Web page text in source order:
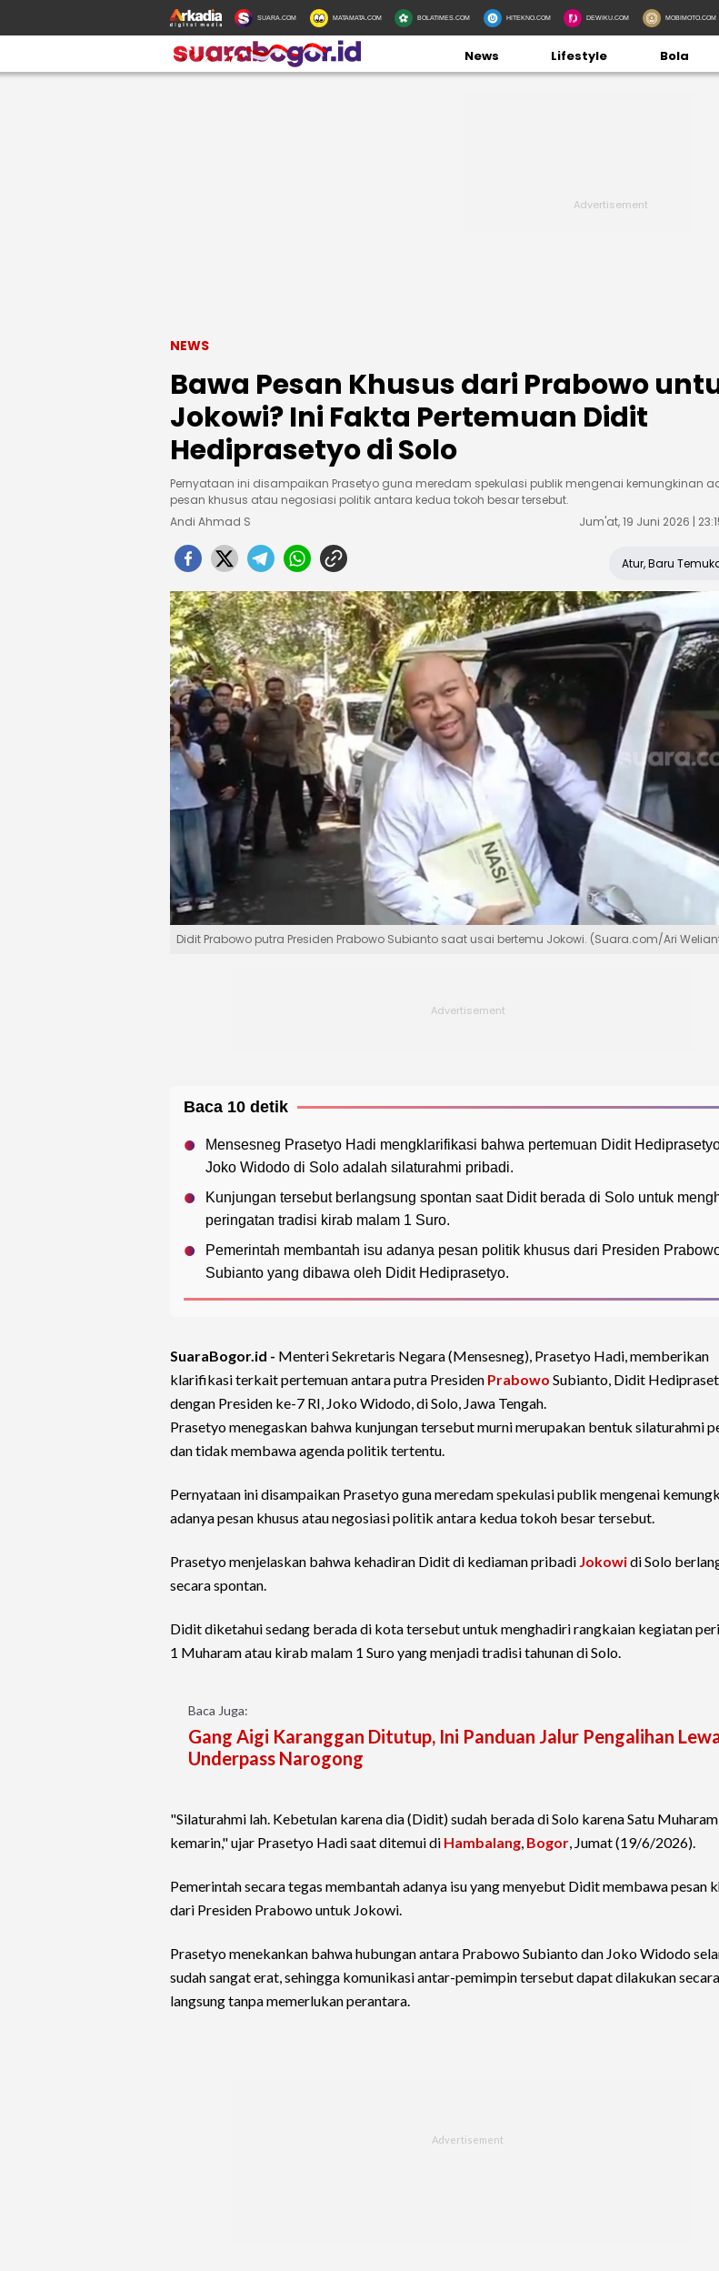
SUARA.COM MATAMATA.COM BOLATIMES.COM HITEKNO.COM DEWIKU.COM MOBIMOTO.COM
News Lifestyle Bola
NEWS
Bawa Pesan Khusus dari Prabowo
Jokowi? Ini Fakta Pertemuan Didit
Hediprasetyo di Solo
Pernyataan ini disampaikan Prasetyo guna meredam spekulasi publik mengenai kemungkinan
pesan khusus atau negosiasi politik antara kedua tokoh besar tersebut.
Andi Ahmad S
Jum'at, 19 Juni 2026 |
Atur, Baru
Didit Prabowo putra Presiden Prabowo Subianto saat usai bertemu Jokowi. (Suara.com/Ari
Baca 10 detik
Mensesneg Prasetyo Hadi mengklarifikasi bahwa pertemuan Didit
Joko Widodo di Solo adalah silaturahmi pribadi.
Kunjungan tersebut berlangsung spontan saat Didit berada di Solo untuk
peringatan tradisi kirab malam 1 Suro.
Pemerintah membantah isu adanya pesan politik khusus dari Presiden
Subianto yang dibawa oleh Didit Hediprasetyo.
SuaraBogor.id - Menteri Sekretaris Negara (Mensesneg), Prasetyo Hadi, memberikan
klarifikasi terkait pertemuan antara putra Presiden Prabowo Subianto, Didit
dengan Presiden ke-7 RI, Joko Widodo, di Solo, Jawa Tengah.
Prasetyo menegaskan bahwa kunjungan tersebut murni merupakan bentuk silaturahmi
dan tidak membawa agenda politik tertentu.
Pernyataan ini disampaikan Prasetyo guna meredam spekulasi publik mengenai
adanya pesan khusus atau negosiasi politik antara kedua tokoh besar tersebut.
Prasetyo menjelaskan bahwa kehadiran Didit di kediaman pribadi Jokowidi Solo
secara spontan.
Didit diketahui sedang berada di kota tersebut untuk menghadiri rangkaian kegiatan
1 Muharam atau kirab malam 1 Suro yang menjadi tradisi tahunan di Solo.
Baca Juga:
Gang Aigi Karanggan Ditutup, Ini Panduan Jalur Pengalihan
Underpass Narogong
"Silaturahmi lah. Kebetulan karena dia (Didit) sudah berada di Solo karena Satu Muharam
kemarin," ujar Prasetyo Hadi saat ditemui di Hambalang, Bogor, Jumat (19/6/2026).
Pemerintah secara tegas membantah adanya isu yang menyebut Didit membawa pesan
dari Presiden Prabowo untuk Jokowi.
Prasetyo menekankan bahwa hubungan antara Prabowo Subianto dan Joko Widodo
sudah sangat erat, sehingga komunikasi antar-pemimpin tersebut dapat dilakukan secara
langsung tanpa memerlukan perantara.